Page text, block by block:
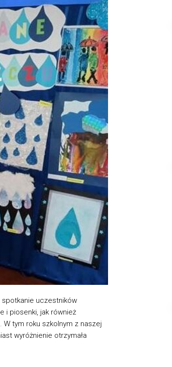
spotkanie uczestników
i piosenki, jak również
tym roku szkolnym z naszej
wyróżnienie otrzymała